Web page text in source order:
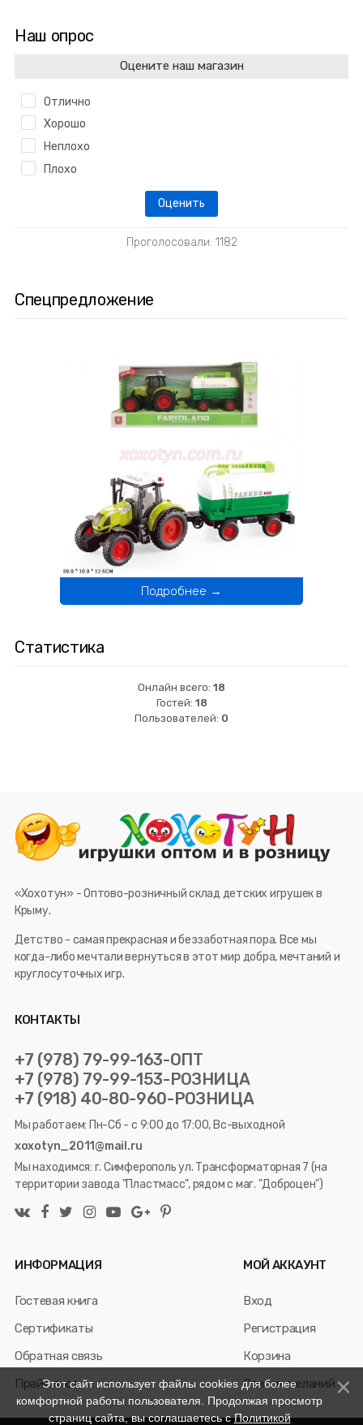
Наш опрос
Оцените наш магазин
Отлично
Хорошо
Неплохо
Плохо
Проголосовали: 1182
Спецпредложение
Подробнее →
Статистика
Онлайн всего: 18
Гостей: 18
Пользователей: 0
«Хохотун» - Оптово-розничный склад детских игрушек в
Крыму.
Детство - самая прекрасная и беззаботная пора. Все мы
когда-либо мечтали вернуться в этот мир добра, мечтаний и
круглосуточных игр.
КОНТАКТЫ
+7 (978) 79-99-163-ОПТ
+7 (978) 79-99-153-РОЗНИЦА
+7 (918) 40-80-960-РОЗНИЦА
Мы работаем: Пн-Сб - с 9:00 до 17:00, Вс-выходной
xoxotyn_2011@mail.ru
Мы находимся: г. Симферополь ул. Трансформаторная 7 (на
территории завода "Пластмасс", рядом с маг. "Доброцен")
ИНФОРМАЦИЯ
Гостевая книга
Сертификаты
Обратная связь
Прайс лист
МОЙ АККАУНТ
Вход
Регистрация
Корзина
Список желаний
Этот сайт использует файлы cookies для более
комфортной работы пользователя. Продолжая просмотр
страниц сайта, вы соглашаетесь сПолитикой